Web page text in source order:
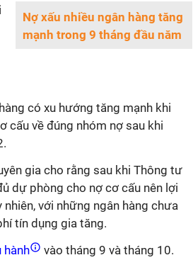
Nợ xấu nhiều ngân hàng tăng
mạnh trong 9 tháng đầu năm
có xu hướng tăng mạnh khi
cấu về đúng nhóm nợ sau khi
gia cho rằng sau khi Thông tư
dự phòng cho nợ cơ cấu nên lợi
với những ngân hàng chưa
tín dụng gia tăng.
hành
vào tháng 9 và tháng 10.